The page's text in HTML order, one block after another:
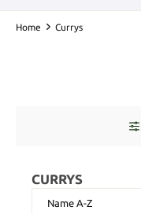
Home Currys
CURRYS